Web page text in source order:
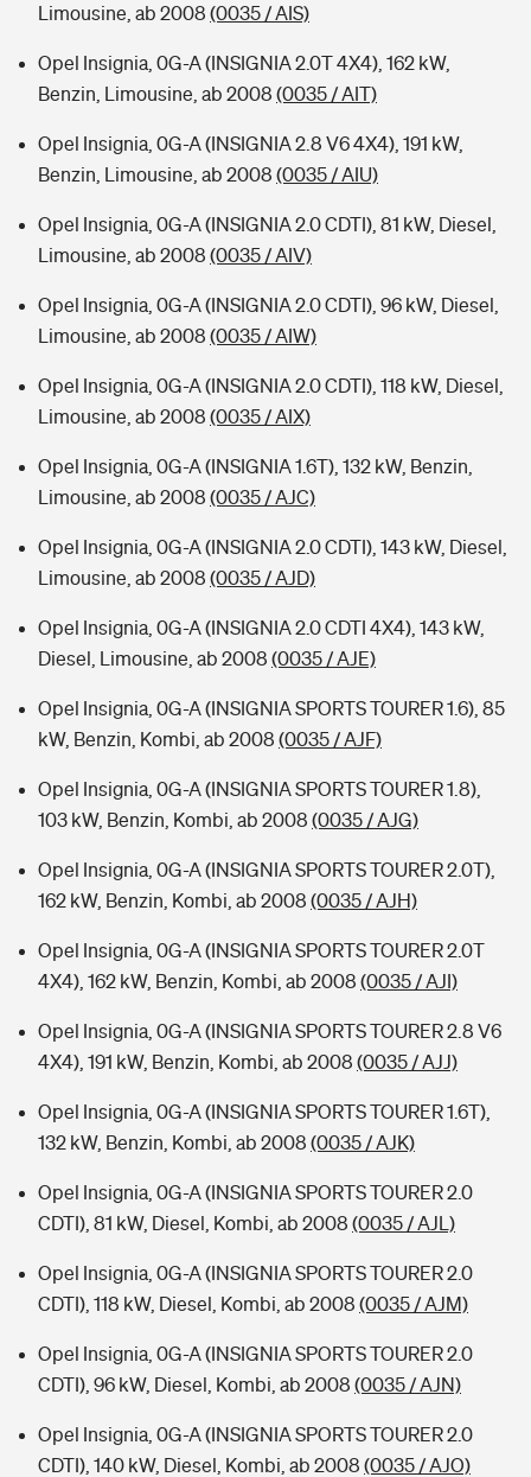
Typklassen: So ist Ihr Auto eingestuft
Sie haben Fragen?
Limousine, ab 2008 (0035 / AIS)
Opel Insignia, 0G-A (INSIGNIA 2.0T 4X4), 162 kW,
Benzin, Limousine, ab 2008 (0035 / AIT)
Opel Insignia, 0G-A (INSIGNIA 2.8 V6 4X4), 191 kW,
Benzin, Limousine, ab 2008 (0035 / AIU)
Opel Insignia, 0G-A (INSIGNIA 2.0 CDTI), 81 kW, Diesel,
Limousine, ab 2008 (0035 / AIV)
Opel Insignia, 0G-A (INSIGNIA 2.0 CDTI), 96 kW, Diesel,
Limousine, ab 2008 (0035 / AIW)
Opel Insignia, 0G-A (INSIGNIA 2.0 CDTI), 118 kW, Diesel,
Limousine, ab 2008 (0035 / AIX)
Opel Insignia, 0G-A (INSIGNIA 1.6T), 132 kW, Benzin,
Limousine, ab 2008 (0035 / AJC)
Opel Insignia, 0G-A (INSIGNIA 2.0 CDTI), 143 kW, Diesel,
Limousine, ab 2008 (0035 / AJD)
Opel Insignia, 0G-A (INSIGNIA 2.0 CDTI 4X4), 143 kW,
Diesel, Limousine, ab 2008 (0035 / AJE)
Opel Insignia, 0G-A (INSIGNIA SPORTS TOURER 1.6), 85
kW, Benzin, Kombi, ab 2008 (0035 / AJF)
Opel Insignia, 0G-A (INSIGNIA SPORTS TOURER 1.8),
103 kW, Benzin, Kombi, ab 2008 (0035 / AJG)
Opel Insignia, 0G-A (INSIGNIA SPORTS TOURER 2.0T),
162 kW, Benzin, Kombi, ab 2008 (0035 / AJH)
Opel Insignia, 0G-A (INSIGNIA SPORTS TOURER 2.0T
4X4), 162 kW, Benzin, Kombi, ab 2008 (0035 / AJI)
Opel Insignia, 0G-A (INSIGNIA SPORTS TOURER 2.8 V6
4X4), 191 kW, Benzin, Kombi, ab 2008 (0035 / AJJ)
Opel Insignia, 0G-A (INSIGNIA SPORTS TOURER 1.6T),
132 kW, Benzin, Kombi, ab 2008 (0035 / AJK)
Opel Insignia, 0G-A (INSIGNIA SPORTS TOURER 2.0
CDTI), 81 kW, Diesel, Kombi, ab 2008 (0035 / AJL)
Opel Insignia, 0G-A (INSIGNIA SPORTS TOURER 2.0
CDTI), 118 kW, Diesel, Kombi, ab 2008 (0035 / AJM)
Opel Insignia, 0G-A (INSIGNIA SPORTS TOURER 2.0
CDTI), 96 kW, Diesel, Kombi, ab 2008 (0035 / AJN)
Opel Insignia, 0G-A (INSIGNIA SPORTS TOURER 2.0
CDTI), 140 kW, Diesel, Kombi, ab 2008 (0035 / AJO)